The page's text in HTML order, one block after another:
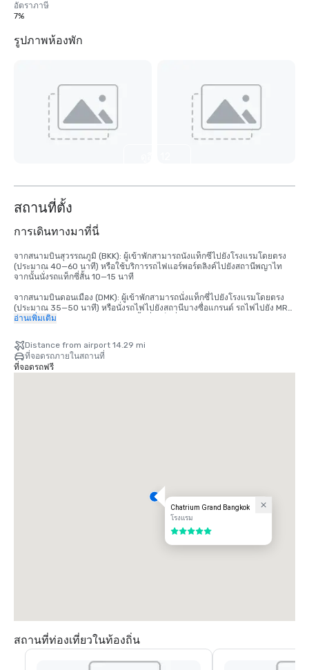
อัตราภาษี
7%
รูปภาพห้องพัก
สถานที่ตั้ง
การเดินทางมาที่นี่
จากสนามบินสุวรรณภูมิ (BKK): ผู้เข้าพักสามารถนั่งแท็กซี่ไปยังโรงแรมโดยตรง
(ประมาณ 40—60 นาที) หรือใช้บริการรถไฟแอร์พอร์ตลิงค์ไปยังสถานีพญาไท
จากนั้นนั่งรถแท็กซี่สั้น 10—15 นาที
จากสนามบินดอนเมือง (DMK): ผู้เข้าพักสามารถนั่งแท็กซี่ไปยังโรงแรมโดยตรง
(ประมาณ 35—50 นาที) หรือนั่งรถไฟไปยังสถานีบางซื่อแกรนด์ รถไฟไปยัง MRT
สายสีฟ้าไปยังสถานีพระราม 9 จากนั้นนั่งแท็กซี่ไปยังโรงแรม
โดยรถไฟฟ้าบีทีเอส: สถานีที่ใกล้ที่สุดคือสยาม (ทางออก 5) ซึ่งอยู่ห่างจากโรงแรม
เดิน 5-7 นาที
ที่ตั้งโรงแรม: ซอยเพชรบุรี 30 ใกล้สยามพารากอน กรุงเทพฯ
อ่านเพิ่มเติม
Distance from airport 14.29 mi
ที่จอดรถภายในสถานที่
ที่จอดรถฟรี
Chatrium Grand Bangkok
โรงแรม
5 จาก 5
สถานที่ท่องเที่ยวในท้องถิ่น